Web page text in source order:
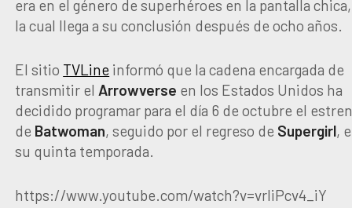
era en el género de superhéroes en la pantalla chica,
la cual llega a su conclusión después de ocho años.
El sitio TVLine informó que la cadena encargada de
transmitir el Arrowverse en los Estados Unidos ha
decidido programar para el día 6 de octubre el
de Batwoman, seguido por el regreso de Supergirl,
su quinta temporada.
https://www.youtube.com/watch?v=vrIiPcv4_iY